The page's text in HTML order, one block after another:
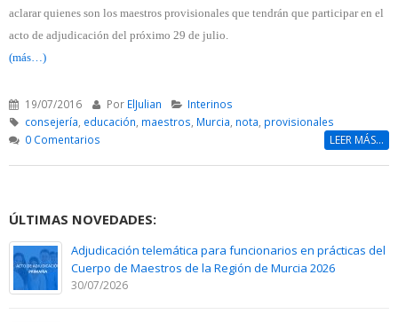
aclarar quienes son los maestros provisionales que tendrán que participar en el
acto de adjudicación del próximo 29 de julio.
(más…)
19/07/2016 Por ElJulian
Interinos
consejería, educación, maestros, Murcia, nota, provisionales
0 Comentarios
LEER MÁS...
ÚLTIMAS NOVEDADES:
Adjudicación telemática para funcionarios en prácticas del
Cuerpo de Maestros de la Región de Murcia 2026
30/07/2026